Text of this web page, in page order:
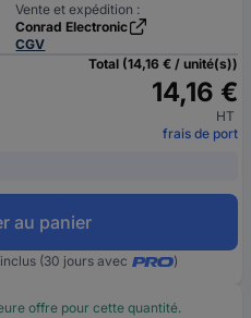
Vente et expédition :
Conrad Electronic
CGV
Total (14,16 € / unité(s))
14,16 €
HT
frais de port
au panier
(30 jours avec )
offre pour cette quantité.